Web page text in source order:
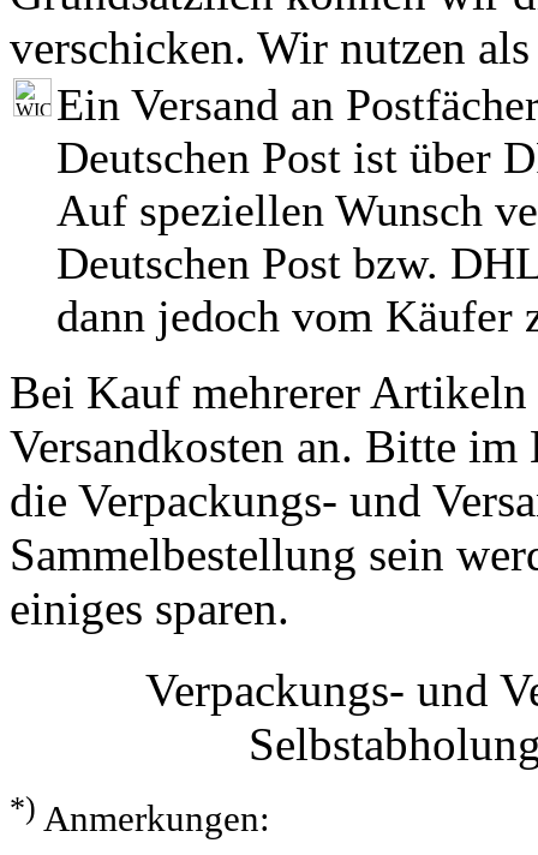
verschicken. Wir nutzen
Ein Versand an
Deutschen Post ist über
Auf speziellen Wunsch
Deutschen Post bzw.
dann jedoch vom Käufer
Bei Kauf mehrerer
Versandkosten an. Bitte
die Verpackungs- und
Sammelbestellung sein
einiges sparen.
Verpackungs- und
*) Anmerkungen: